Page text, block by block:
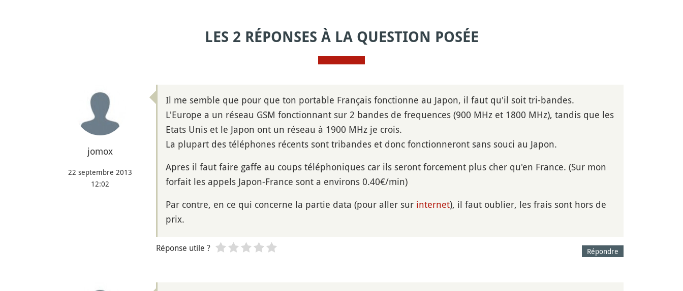
LES 2 RÉPONSES À LA QUESTION POSÉE
jomox
22 septembre 2013
12:02
Il me semble que pour que ton portable Français fonctionne au Japon, il faut qu'il soit tri-bandes.
L'Europe a un réseau GSM fonctionnant sur 2 bandes de frequences (900 MHz et 1800 MHz), tandis que les
Etats Unis et le Japon ont un réseau à 1900 MHz je crois.
La plupart des téléphones récents sont tribandes et donc fonctionneront sans souci au Japon.
Apres il faut faire gaffe au coups téléphoniques car ils seront forcement plus cher qu'en France. (Sur mon
forfait les appels Japon-France sont a environs 0.40€/min)
Par contre, en ce qui concerne la partie data (pour aller sur internet), il faut oublier, les frais sont hors de
prix.
Répondre
Réponse utile ?